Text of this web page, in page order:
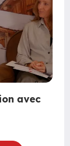
avec